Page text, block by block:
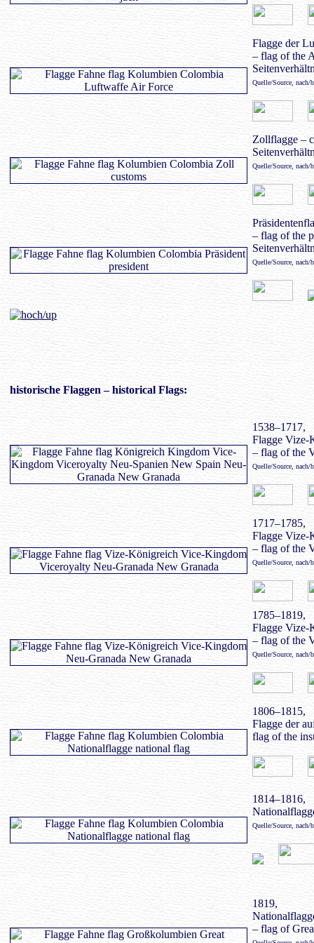
Flagge der
– flag of the
Quelle/Source,
Zollflagge –
Quelle/Source,
– flag of the
Quelle/Source,
historische Flaggen – historical Flags:
1538–1717,
Flagge Vize-
– flag of the
Quelle/Source,
1717–1785,
Flagge Vize-
– flag of the
Quelle/Source,
1785–1819,
Flagge Vize-
– flag of the
Quelle/Source,
1806–1815,
Flagge der
flag of the
1814–1816,
Quelle/Source,
1819,
– flag of